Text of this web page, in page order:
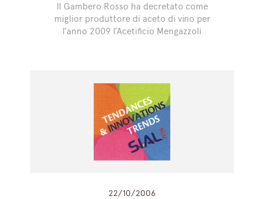
Il Gambero Rosso ha decretato come
miglior produttore di aceto di vino per
l’anno 2009 l’Acetificio Mengazzoli
22/10/2006